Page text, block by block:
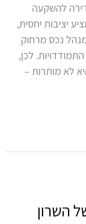
להשקעה
יציבות יחסית,
נכס מרחוק
לכן,
לא מותרות –
השרון